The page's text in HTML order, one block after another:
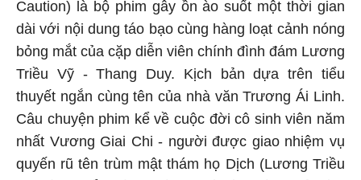
Caution) là bộ phim gây ồn ào suốt một thời gian
dài với nội dung táo bạo cùng hàng loạt cảnh nóng
bỏng mắt của cặp diễn viên chính đình đám Lương
Triều Vỹ - Thang Duy. Kịch bản dựa trên tiểu
thuyết ngắn cùng tên của nhà văn Trương Ái Linh.
Câu chuyện phim kể về cuộc đời cô sinh viên năm
nhất Vương Giai Chi - người được giao nhiệm vụ
quyến rũ tên trùm mật thám họ Dịch (Lương Triều